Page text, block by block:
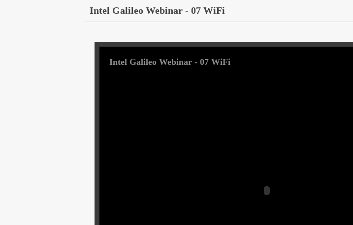
Intel Galileo Webinar - 07 WiFi
Intel Galileo Webinar - 07 WiFi